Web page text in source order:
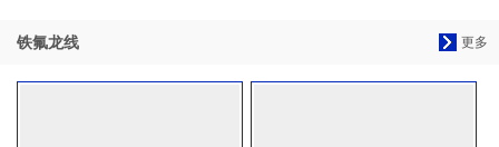
更多
铁氟龙线